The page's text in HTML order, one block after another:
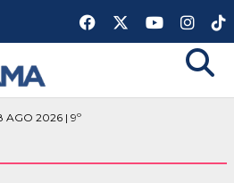
AGO 2026 | 9º